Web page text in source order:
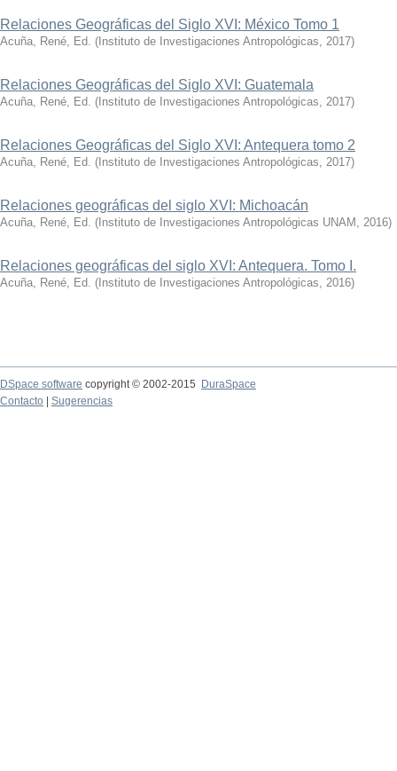
Relaciones Geográficas del Siglo XVI: México Tomo 1
Acuña, René, Ed. ( Instituto de Investigaciones Antropológicas, 2017)
Relaciones Geográficas del Siglo XVI: Guatemala
Acuña, René, Ed. ( Instituto de Investigaciones Antropológicas, 2017)
Relaciones Geográficas del Siglo XVI: Antequera tomo 2
Acuña, René, Ed. ( Instituto de Investigaciones Antropológicas, 2017)
Relaciones geográficas del siglo XVI: Michoacán
Acuña, René, Ed. ( Instituto de Investigaciones Antropológicas UNAM , 2016)
Relaciones geográficas del siglo XVI: Antequera. Tomo I.
Acuña, René, Ed. ( Instituto de Investigaciones Antropológicas, 2016)
DSpace software copyright © 2002-2015
DuraSpace
Contacto
Sugerencias